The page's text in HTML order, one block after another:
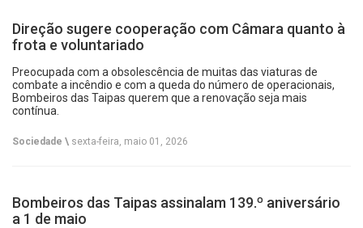
Direção sugere cooperação com Câmara quanto à
frota e voluntariado
Preocupada com a obsolescência de muitas das viaturas de
combate a incêndio e com a queda do número de operacionais,
Bombeiros das Taipas querem que a renovação seja mais
contínua.
Sociedade \ sexta-feira, maio 01, 2026
Bombeiros das Taipas assinalam 139.º aniversário
a 1 de maio